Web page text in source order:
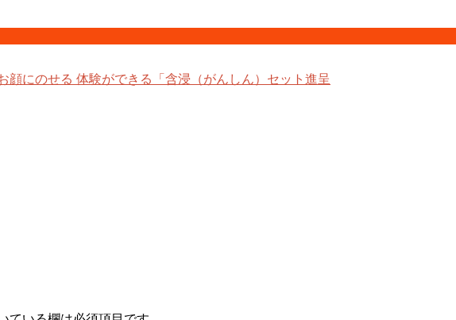
にのせる 体験ができる「含浸（がんしん）セット進呈